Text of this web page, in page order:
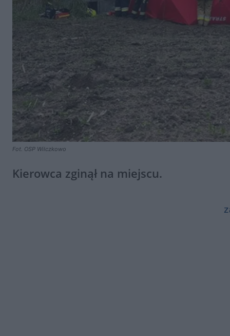
Fot. OSP Wilczkowo
Kierowca zginął na miejscu.